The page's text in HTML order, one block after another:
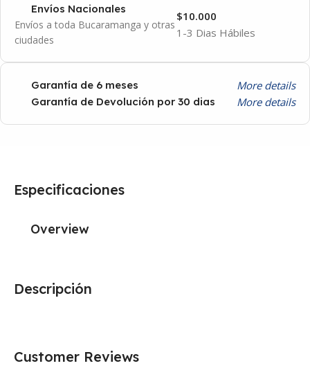
Envíos Nacionales
Envíos a toda Bucaramanga y otras
ciudades
1-3 Dias Hábiles
$10.000
Garantía de 6 meses More details
Garantía de Devolución por 30 dias More details
Descripción
Especificaciones
Overview
Customer Reviews